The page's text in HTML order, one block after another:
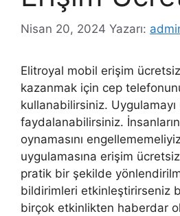
Nisan 20, 2024 Yazarı:
Elitroyal mobil erişim
kazanmak için cep
kullanabilirsiniz.
faydalanabilirsiniz.
oynamasını
uygulamasına erişim
pratik bir şekilde
bildirimleri etkinleştirirseniz
birçok etkinlikten haberdar